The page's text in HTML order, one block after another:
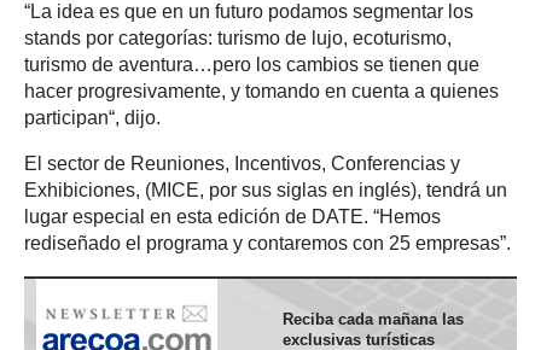
“La idea es que en un futuro podamos segmentar los
stands por categorías: turismo de lujo, ecoturismo,
turismo de aventura…pero los cambios se tienen que
hacer progresivamente, y tomando en cuenta a quienes
participan“, dijo.
El sector de Reuniones, Incentivos, Conferencias y
Exhibiciones, (MICE, por sus siglas en inglés), tendrá un
lugar especial en esta edición de DATE. “Hemos
rediseñado el programa y contaremos con 25 empresas”.
Reciba cada mañana las
exclusivas turísticas